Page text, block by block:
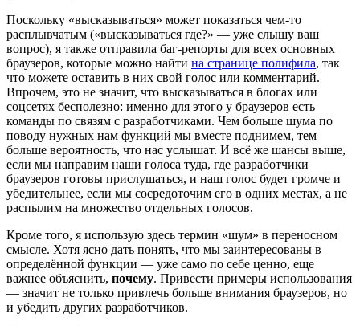
Поскольку «высказываться» может показаться чем-то
расплывчатым («высказываться где?» — уже слышу ваш
вопрос), я также отправила баг-репорты для всех основных
браузеров, которые можно найти на странице полифила, так
что можете оставить в них свой голос или комментарий.
Впрочем, это не значит, что высказываться в блогах или
соцсетях бесполезно: именно для этого у браузеров есть
команды по связям с разработчиками. Чем больше шума по
поводу нужных нам функций мы вместе поднимем, тем
больше вероятность, что нас услышат. И всё же шансы выше,
если мы направим наши голоса туда, где разработчики
браузеров готовы прислушаться, и наш голос будет громче и
убедительнее, если мы сосредоточим его в одних местах, а не
распылим на множество отдельных голосов.
Кроме того, я использую здесь термин «шум» в переносном
смысле. Хотя ясно дать понять, что мы заинтересованы в
определённой функции — уже само по себе ценно, еще
важнее объяснить, почему. Привести примеры использования
— значит не только привлечь больше внимания браузеров, но
и убедить других разработчиков.